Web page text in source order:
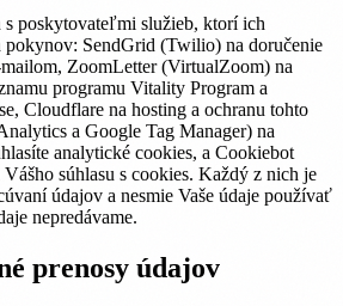
s poskytovateľmi služieb, ktorí ich
pokynov: SendGrid (Twilio) na doručenie
ZoomLetter (VirtualZoom) na
programu Vitality Program a
Cloudflare na hosting a ochranu tohto
a Google Tag Manager) na
analytické cookies, a Cookiebot
súhlasu s cookies. Každý z nich je
údajov a nesmie Vaše údaje používať
nepredávame.
prenosy údajov